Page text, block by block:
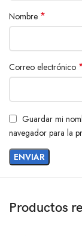
Nombre *
Correo electrónico
Guardar mi
navegador para la
Productos